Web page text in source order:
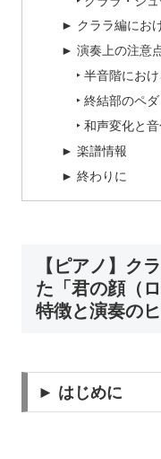
► クララ編にお
► 演奏上の注意
‣ 半音階にお
‣ 終結部のペ
‣ 和声変化と
► 楽譜情報
► 終わりに
【ピアノ】ク
た「君の顔（
特徴と演奏の
► はじめに